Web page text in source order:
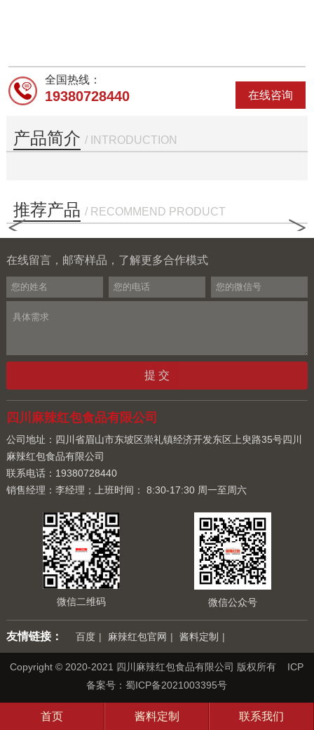
在线咨询
全国热线：
19380728440
产品简介 / INTRODUCTION
推荐产品 / RECOMMEND PRODUCT
< >
在线留言，邮寄样品，了解更多合作模式
四川麻辣红包食品有限公司
公司地址：四川省眉山市东坡区崇礼镇经济开发东区上臾路35号四川
麻辣红包食品有限公司
联系电话：19380728440
销售经理：李经理；上班时间： 8:30-17:30 周一至周六
微信公众号
微信二维码
友情链接： 百度 | 麻辣红包官网 | 酱料定制 |
Copyright © 2020-2021 四川麻辣红包食品有限公司 版权所有 ICP
备案号：蜀ICP备2021003395号
首页 酱料定制 联系我们